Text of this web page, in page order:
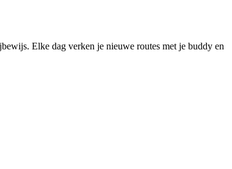
Elke dag verken je nieuwe routes met je buddy en